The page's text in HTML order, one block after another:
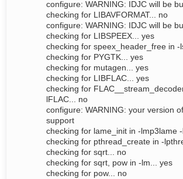
configure: WARNING: IDJC will be
checking for LIBAVFORMAT... no
configure: WARNING: IDJC will be
checking for LIBSPEEX... yes
checking for speex_header_free in -
checking for PYGTK... yes
checking for mutagen... yes
checking for LIBFLAC... yes
checking for
lFLAC... no
configure: WARNING: your version
support
checking for lame_init in -lmp3lame
checking for pthread_create in -
checking for sqrt... no
checking for sqrt, pow in -lm... yes
checking for pow... no